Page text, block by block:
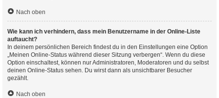
Nach oben
Wie kann ich verhindern, dass mein Benutzername in der Online-Liste
auftaucht?
In deinem persönlichen Bereich findest du in den Einstellungen eine Option
„Meinen Online-Status während dieser Sitzung verbergen“. Wenn du diese
Option einschaltest, können nur Administratoren, Moderatoren und du selbst
deinen Online-Status sehen. Du wirst dann als unsichtbarer Besucher
gezählt.
Nach oben